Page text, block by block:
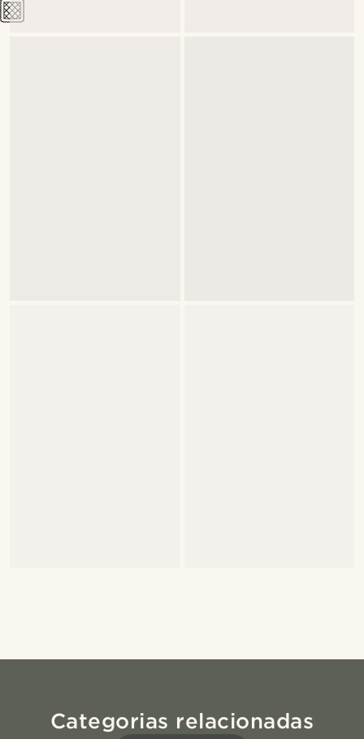
Categorias relacionadas